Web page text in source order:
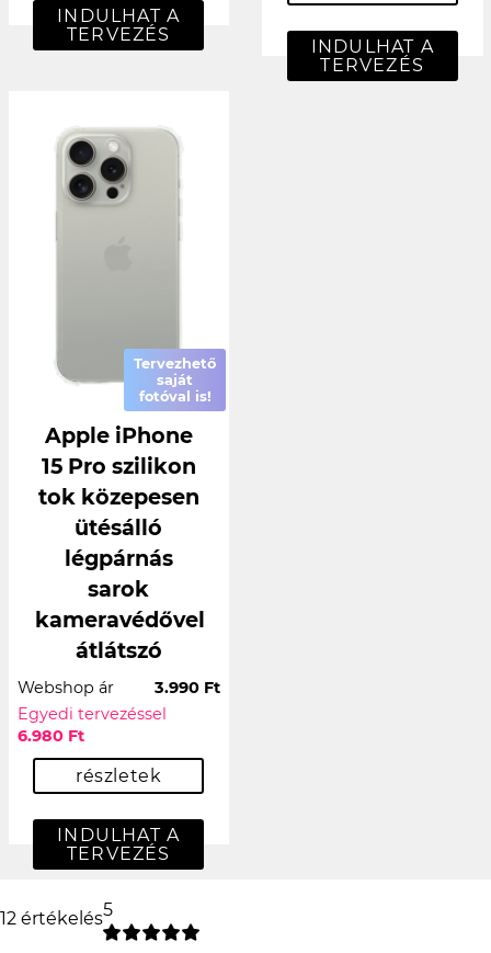
INDULHAT A
TERVEZÉS
INDULHAT A
TERVEZÉS
Tervezhető
saját
fotóval is!
Apple iPhone
15 Pro szilikon
tok közepesen
ütésálló
légpárnás
sarok
kameravédővel
átlátszó
Webshop ár
3.990 Ft
Egyedi tervezéssel
6.980 Ft
részletek
INDULHAT A
TERVEZÉS
12 értékelés5